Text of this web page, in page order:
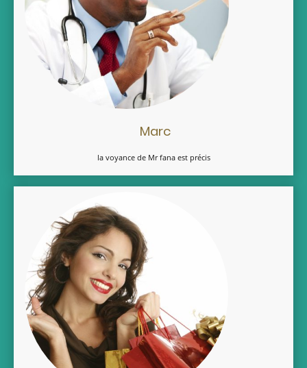
Marc
la voyance de Mr fana est précis